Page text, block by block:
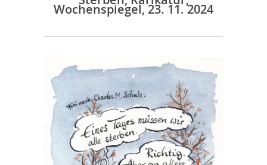
Wochenspiegel, 23. 11. 2024